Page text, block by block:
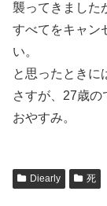
襲ってきました
すべてをキャン
い。
と思ったときに
さすが、27歳の
おやすみ。
Diearly 死